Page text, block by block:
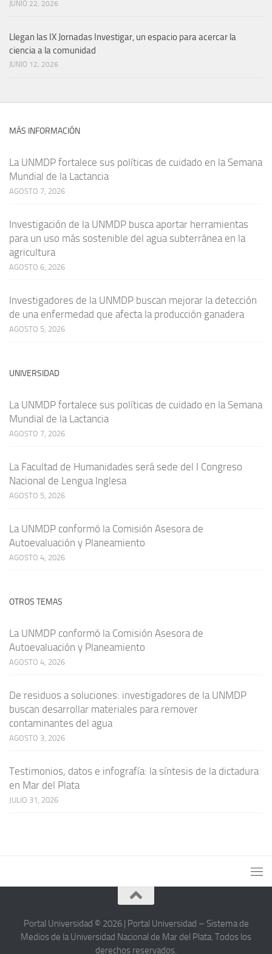
JUNIO 22, 2026
Llegan las IX Jornadas Investigar, un espacio para acercar la
ciencia a la comunidad
JUNIO 12, 2026
MÁS INFORMACIÓN
La UNMDP fortalece sus políticas de cuidado en la Semana
Mundial de la Lactancia
AGOSTO 7, 2026
Investigación de la UNMDP busca aportar herramientas
para un uso más sostenible del agua subterránea en la
agricultura
AGOSTO 6, 2026
Investigadores de la UNMDP buscan mejorar la detección
de una enfermedad que afecta la producción ganadera
AGOSTO 5, 2026
UNIVERSIDAD
La UNMDP fortalece sus políticas de cuidado en la Semana
Mundial de la Lactancia
AGOSTO 7, 2026
La Facultad de Humanidades será sede del I Congreso
Nacional de Lengua Inglesa
AGOSTO 5, 2026
La UNMDP conformó la Comisión Asesora de
Autoevaluación y Planeamiento
AGOSTO 4, 2026
OTROS TEMAS
La UNMDP conformó la Comisión Asesora de
Autoevaluación y Planeamiento
AGOSTO 4, 2026
De residuos a soluciones: investigadores de la UNMDP
buscan desarrollar materiales para remover
contaminantes del agua
AGOSTO 3, 2026
Testimonios, datos e infografía: la síntesis de la dictadura
en Mar del Plata
JULIO 31, 2026
Portal Universidad © 2026 | Portal Universidad – Sistema de
Medios de la Universidad Nacional de Mar del Plata. Todos los
derechos reservados.